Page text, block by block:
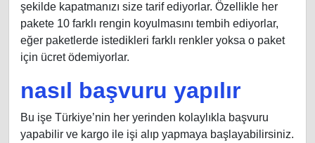
şekilde kapatmanızı size tarif ediyorlar. Özellikle her
pakete 10 farklı rengin koyulmasını tembih ediyorlar,
eğer paketlerde istedikleri farklı renkler yoksa o paket
için ücret ödemiyorlar.
nasıl başvuru yapılır
Bu işe Türkiye’nin her yerinden kolaylıkla başvuru
yapabilir ve kargo ile işi alıp yapmaya başlayabilirsiniz.